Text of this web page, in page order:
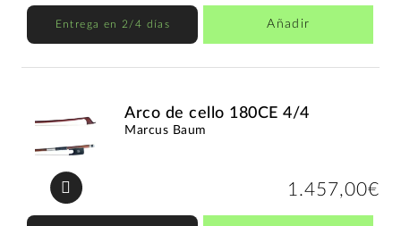
Entrega en 2/4 días Añadir
Arco de cello 180CE 4/4
Marcus Baum
1.457,00€